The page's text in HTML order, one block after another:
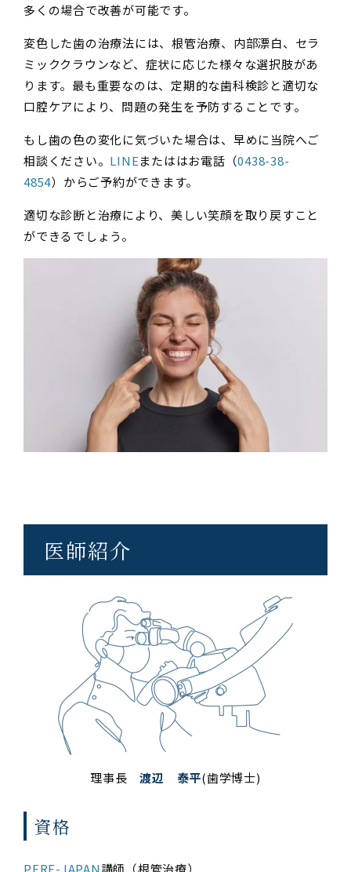
多くの場合で改善が可能です。
変色した歯の治療法には、根管治療、内部漂白、セラ
ミッククラウンなど、症状に応じた様々な選択肢があ
ります。最も重要なのは、定期的な歯科検診と適切な
口腔ケアにより、問題の発生を予防することです。
もし歯の色の変化に気づいた場合は、早めに当院へご
相談ください。 LINEまたははお電話（0438-38-
4854）からご予約ができます。
適切な診断と治療により、美しい笑顔を取り戻すこと
ができるでしょう。
医師紹介
理事長 渡辺 泰平(歯学博士)
資格
PERF-JAPAN講師（根管治療）